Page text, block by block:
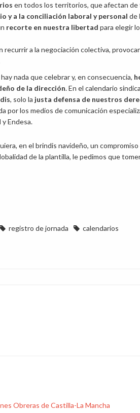
en todos los territorios, que afectan
y a la conciliación laboral y personal de
recorte en nuestra libertad para elegir
recurrir a la negociación colectiva,
nada que celebrar y, en consecuencia,
de la dirección. En el calendario
, solo la justa defensa de nuestros
por los medios de comunicación
Endesa.
en el brindis navideño, un compromiso
de la plantilla, le pedimos que
registro de jornada calendarios
Obreras de Castilla-La Mancha